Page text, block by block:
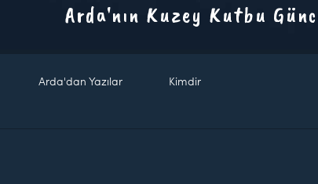
Arda'nın Kuzey Kutbu
Arda'dan Yazılar Kimdir